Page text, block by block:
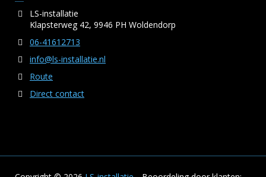
LS-installatie
Klapsterweg 42, 9946 PH Woldendorp
06-41612713
info@ls-installatie.nl
Route
Direct contact